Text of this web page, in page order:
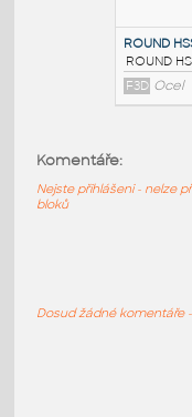
F3D
F3D
Komentáře:
Nejste přihlášeni - nelze
bloků
Dosud žádné komentáře